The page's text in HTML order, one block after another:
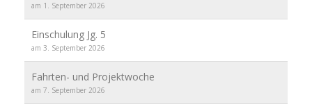
am 1. September 2026
Einschulung Jg. 5
am 3. September 2026
Fahrten- und Projektwoche
am 7. September 2026